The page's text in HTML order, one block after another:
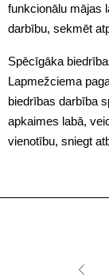
funkcionālu mājas
darbību, sekmēt
Spēcīgāka
Lapmežciema
biedrības darbība
apkaimes labā,
vienotību, sniegt